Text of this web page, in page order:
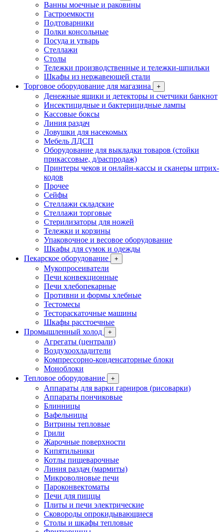
Ванны моечные и раковины
Гастроемкости
Подтоварники
Полки консольные
Посуда и утварь
Стеллажи
Столы
Тележки производственные и тележки-шпильки
Шкафы из нержавеющей стали
Торговое оборудование для магазина
+
Денежные ящики и детекторы и счетчики банкнот
Инсектицидные и бактерицидные лампы
Кассовые боксы
Линия раздач
Ловушки для насекомых
Мебель ЛДСП
Оборудование для выкладки товаров (стойки
прикассовые, д/распродаж)
Принтеры чеков и онлайн-кассы и сканеры штрих-
кодов
Прочее
Сейфы
Стеллажи складские
Стеллажи торговые
Стерилизаторы для ножей
Тележки и корзины
Упаковочное и весовое оборудование
Шкафы для сумок и одежды
Пекарское оборудование
+
Мукопросеиватели
Печи конвекционные
Печи хлебопекарные
Противни и формы хлебные
Тестомесы
Тестораскаточные машины
Шкафы расстоечные
Промышленный холод
+
Агрегаты (централи)
Воздухоохладители
Компрессорно-конденсаторные блоки
Моноблоки
Тепловое оборудование
+
Аппараты для варки гарниров (рисоварки)
Аппараты пончиковые
Блинницы
Вафельницы
Витрины тепловые
Грили
Жарочные поверхности
Кипятильники
Котлы пищеварочные
Линия раздач (мармиты)
Микроволновые печи
Пароконвектоматы
Печи для пиццы
Плиты и печи электрические
Сковороды опрокидывающиеся
Столы и шкафы тепловые